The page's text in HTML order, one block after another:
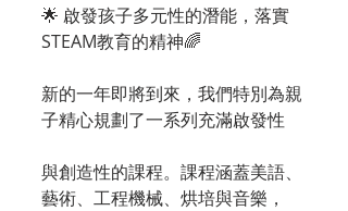
🌟 啟發孩子多元性的潛能，落實
STEAM教育的精神🌈
新的一年即將到來，我們特別為親
子精心規劃了一系列充滿啟發性
與創造性的課程。課程涵蓋美語、
藝術、工程機械、烘培與音樂，